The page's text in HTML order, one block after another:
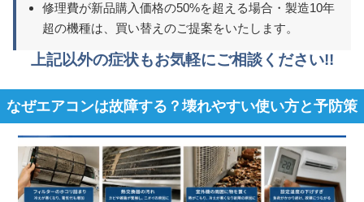
修理費が新品購入価格の50%を超える場合・製造10年
超の機種は、買い替えのご提案をいたします。
上記以外の症状もお気軽にご相談ください!!
なぜエアコンは故障する？壊れやすい使い方と予防策